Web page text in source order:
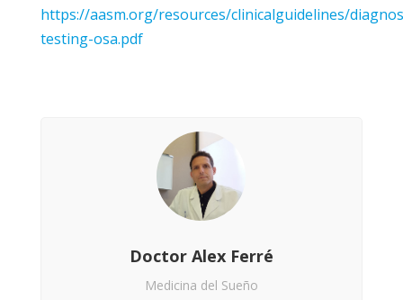
https://aasm.org/resources/clinicalguidelines/
testing-osa.pdf
Doctor Alex Ferré
Medicina del Sueño